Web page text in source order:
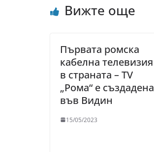
Вижте още
Първата ромска
кабелна телевизия
в страната – TV
„Рома“ е създадена
във Видин
15/05/2023